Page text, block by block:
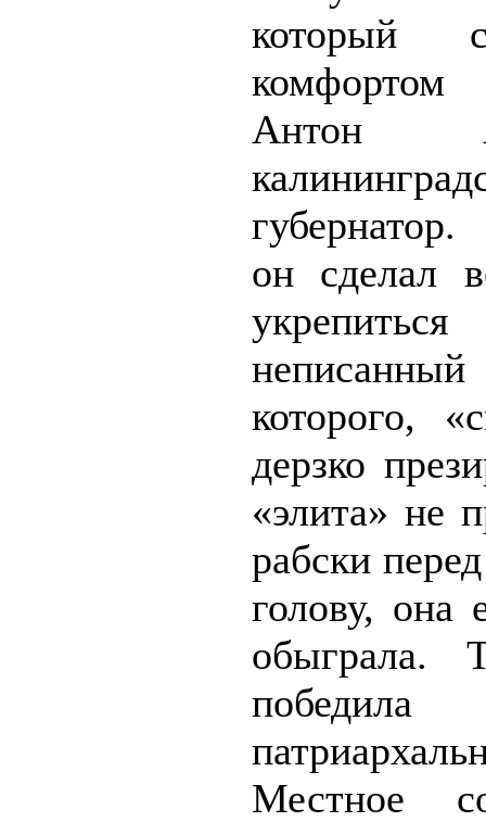
который
Антон
он сделал
которого,
дерзко
«элита» не
рабски
голову, она
обыграла.
победила
Местное